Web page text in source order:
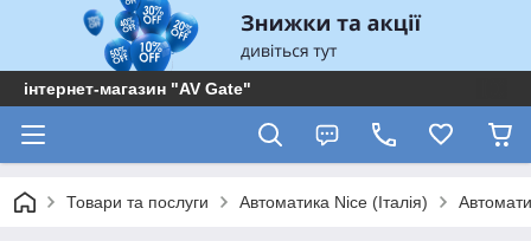
інтернет-магазин "AV Gate"
Товари та послуги Автоматика Nice (Італія)